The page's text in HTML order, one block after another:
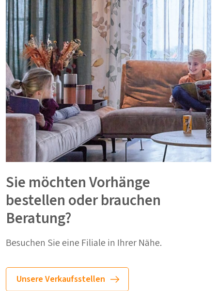
Sie möchten Vorhänge
bestellen oder brauchen
Beratung?
Besuchen Sie eine Filiale in Ihrer Nähe.
Unsere Verkaufsstellen